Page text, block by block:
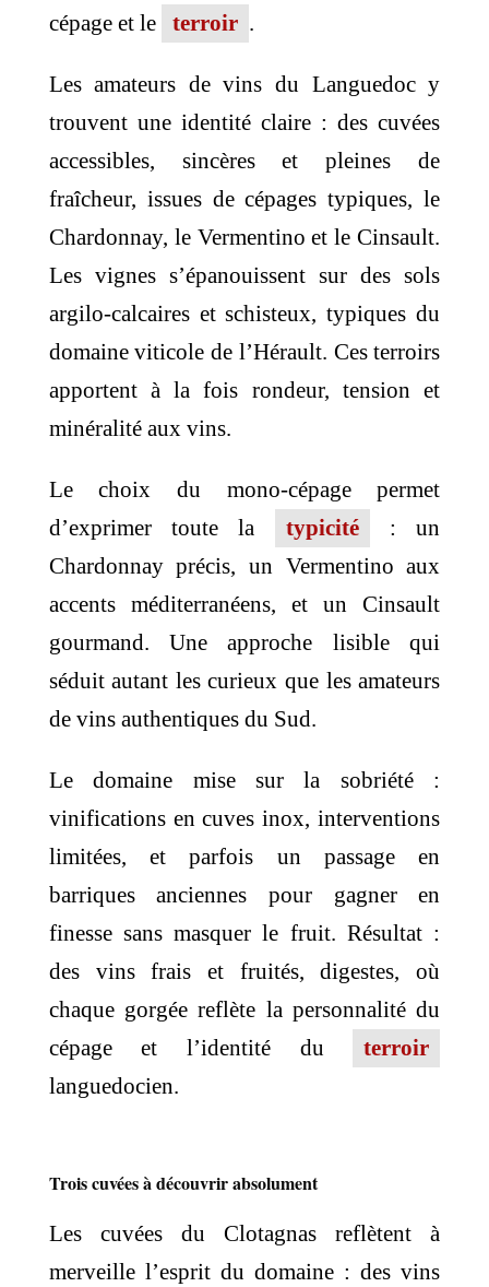
cépage et le
terroir .
Les amateurs de vins du Languedoc y
trouvent une identité claire : des cuvées
accessibles, sincères et pleines de
fraîcheur, issues de cépages typiques, le
Chardonnay, le Vermentino et le Cinsault.
Les vignes s’épanouissent sur des sols
argilo-calcaires et schisteux, typiques du
domaine viticole de l’Hérault. Ces terroirs
apportent à la fois rondeur, tension et
minéralité aux vins.
Le choix du mono-cépage permet
d’exprimer toute la
typicité
: un
Chardonnay précis, un Vermentino aux
accents méditerranéens, et un Cinsault
gourmand. Une approche lisible qui
séduit autant les curieux que les amateurs
de vins authentiques du Sud.
Le domaine mise sur la sobriété :
vinifications en cuves inox, interventions
limitées, et parfois un passage en
barriques anciennes pour gagner en
finesse sans masquer le fruit. Résultat :
des vins frais et fruités, digestes, où
chaque gorgée reflète la personnalité du
cépage et l’identité du
terroir
languedocien.
Trois cuvées à découvrir absolument
Les cuvées du Clotagnas reflètent à
merveille l’esprit du domaine : des vins